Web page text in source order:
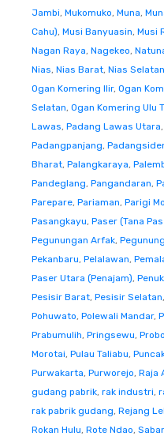
Jambi, Mukomuko, Muna,
Cahu), Musi Banyuasin, Musi
Nagan Raya, Nagekeo,
Nias, Nias Barat, Nias Selatan
Ogan Komering Ilir, Ogan
Selatan, Ogan Komering Ulu
Lawas, Padang Lawas Utara,
Padangpanjang,
Bharat, Palangkaraya,
Pandeglang, Pangandaran,
Parepare, Pariaman, Parigi
Pasangkayu, Paser (Tana
Pegunungan Arfak,
Pekanbaru, Pelalawan,
Paser Utara (Penajam),
Pesisir Barat, Pesisir Selatan,
Pohuwato, Polewali Mandar,
Prabumulih, Pringsewu,
Morotai, Pulau Taliabu,
Purwakarta, Purworejo, Raja
gudang pabrik, rak industri,
rak pabrik gudang, Rejang
Rokan Hulu, Rote Ndao,